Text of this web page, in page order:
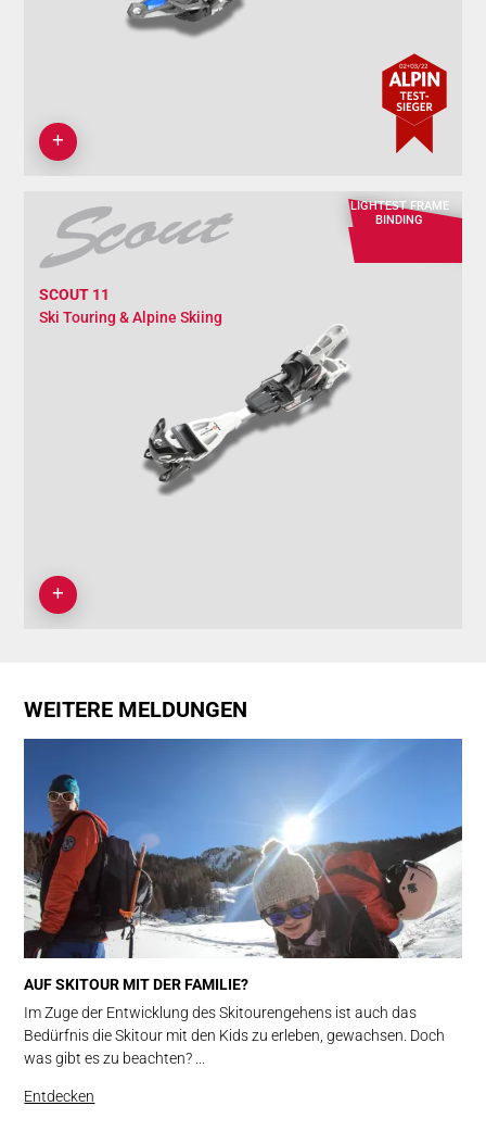
LIGHTEST FRAME
BINDING
SCOUT 11
Ski Touring & Alpine Skiing
WEITERE MELDUNGEN
AUF SKITOUR MIT DER FAMILIE?
Im Zuge der Entwicklung des Skitourengehens ist auch das
Bedürfnis die Skitour mit den Kids zu erleben, gewachsen. Doch
was gibt es zu beachten? ...
Entdecken